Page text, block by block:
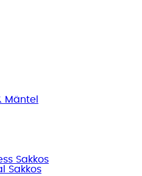
Mäntel
Sakkos
Sakkos